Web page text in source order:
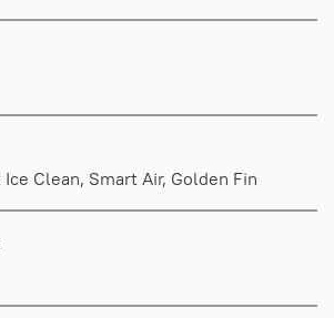
Smart Feel, Smart Ice Clean, Smart Air, Golden Fin